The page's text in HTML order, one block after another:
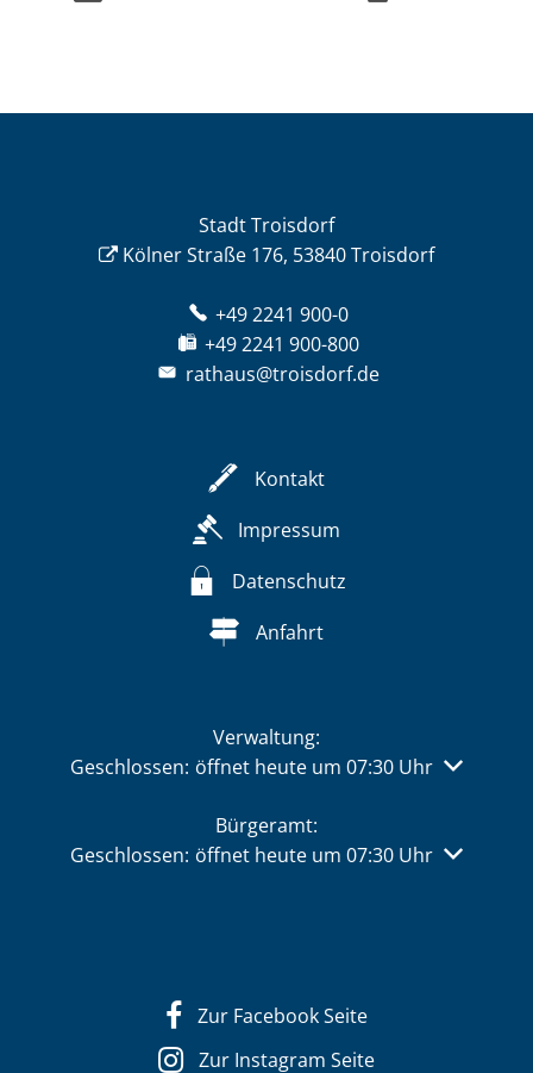
Stadt Troisdorf
Kölner Straße 176, 53840 Troisdorf
+49 2241 900-0
+49 2241 900-800
rathaus@troisdorf.de
Kontakt
Impressum
Datenschutz
Anfahrt
Verwaltung:
Klicken, um weitere Öffnungs- oder Schließzeiten
Geschlossen: öffnet heute um 07:30 Uhr
Bürgeramt:
Klicken, um weitere Öffnungs- oder Schließzeiten
Geschlossen: öffnet heute um 07:30 Uhr
Zur Facebook Seite
Zur Instagram Seite